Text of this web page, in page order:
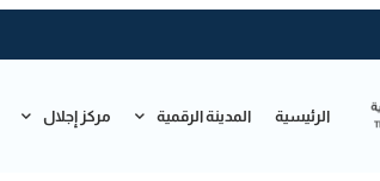
الرئيسية المدينة الرقمية مركز إجلال